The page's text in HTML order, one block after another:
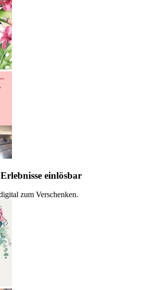
einlösbar
zum Verschenken.